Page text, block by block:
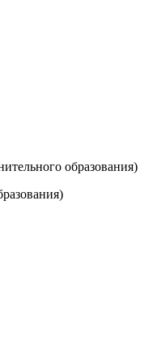
образования)